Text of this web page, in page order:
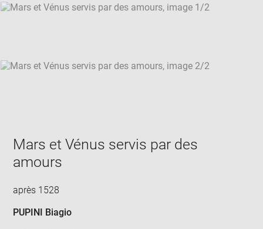
SKIP IMAGE CAROUSEL
Mars et Vénus servis par des
amours
après 1528
PUPINI Biagio